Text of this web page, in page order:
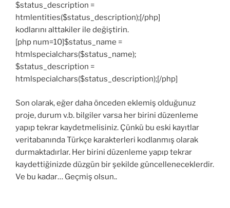
$status_description =
htmlentities($status_description);[/php]
kodlarını alttakiler ile değiştirin.
[php num=10]$status_name =
htmlspecialchars($status_name);
$status_description =
htmlspecialchars($status_description);[/php]
Son olarak, eğer daha önceden eklemiş olduğunuz
proje, durum v.b. bilgiler varsa her birini düzenleme
yapıp tekrar kaydetmelisiniz. Çünkü bu eski kayıtlar
veritabanında Türkçe karakterleri kodlanmış olarak
durmaktadırlar. Her birini düzenleme yapıp tekrar
kaydettiğinizde düzgün bir şekilde güncelleneceklerdir.
Ve bu kadar… Geçmiş olsun..